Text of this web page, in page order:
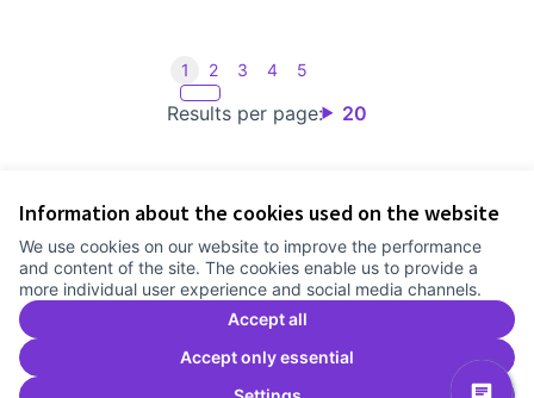
Information about the cookies used on the website
We use cookies on our website to improve the performance
and content of the site. The cookies enable us to provide a
more individual user experience and social media channels.
Accept all
Accept only essential
Results per page: 20
1 2 3 4 5
Cookie settings
Comunitat Canòdrom at Facebook
(External link)
Comunitat Canòdrom at Instagram
(External link)
Comunitat Canòdrom at YouTube
(External link)
English
Triar la llenguaElegir el idiomaChoose language